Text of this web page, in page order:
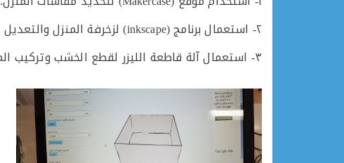
٢- استعمال برنامج (inkscape) لزخرفة المنزل والتعديل عليه.
٣- استعمال آلة قاطعة الليزر لقطع الخشب وتركيب المنزل.